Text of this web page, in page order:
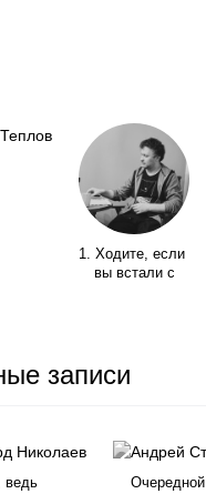
1. Ходите, если
вы встали с
записи
ведь
Очередной